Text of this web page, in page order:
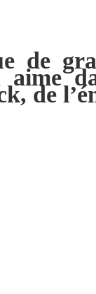
de
de